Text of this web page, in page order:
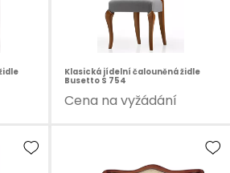
Klasická jídelní čalouněná židle
Busetto S 754
Cena na vyžádání